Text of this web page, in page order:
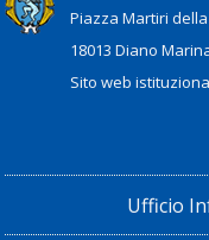
Piazza Martiri
18013 Diano
Sito web
Ufficio